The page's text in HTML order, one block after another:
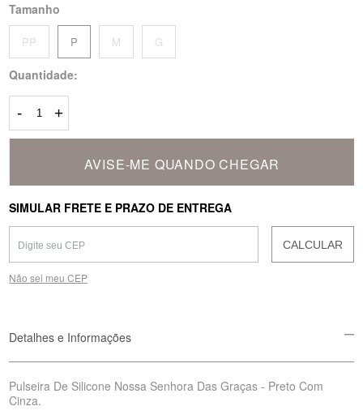
Tamanho
PP P M G
Quantidade:
- +
AVISE-ME QUANDO CHEGAR
SIMULAR FRETE E PRAZO DE ENTREGA
CALCULAR
Não sei meu CEP
Detalhes e Informações
Pulseira De Silicone Nossa Senhora Das Graças - Preto Com
Cinza.